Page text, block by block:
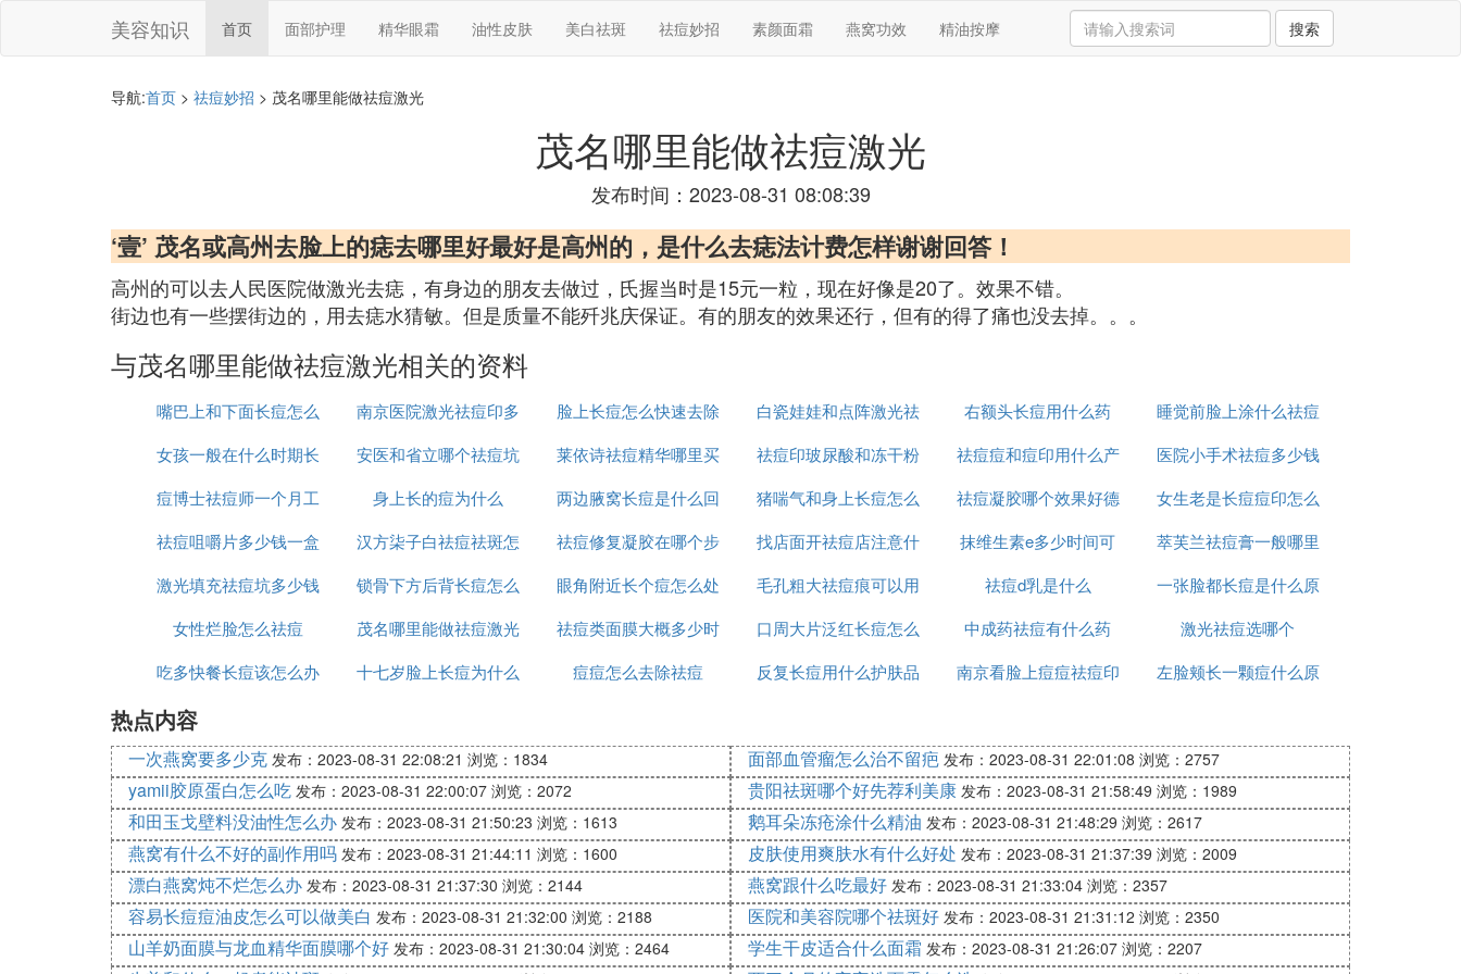
美容知识 首页 面部护理 精华眼霜 油性皮肤 美白祛斑 祛痘妙招 素颜面霜 燕窝功效 精油按摩 搜索
导航:首页 > 祛痘妙招 > 茂名哪里能做祛痘激光
茂名哪里能做祛痘激光
发布时间：2023-08-31 08:08:39
‘壹’ 茂名或高州去脸上的痣去哪里好最好是高州的，是什么去痣法计费怎样谢谢回答！
高州的可以去人民医院做激光去痣，有身边的朋友去做过，氏握当时是15元一粒，现在好像是20了。效果不错。
街边也有一些摆街边的，用去痣水猜敏。但是质量不能歼兆庆保证。有的朋友的效果还行，但有的得了痛也没去掉。。。
与茂名哪里能做祛痘激光相关的资料
嘴巴上和下面长痘怎么
治
南京医院激光祛痘印多
少钱
脸上长痘怎么快速去除
白瓷娃娃和点阵激光祛
痘印哪个好
右额头长痘用什么药
睡觉前脸上涂什么祛痘
印
女孩一般在什么时期长
痘
安医和省立哪个祛痘坑
痘印好
莱依诗祛痘精华哪里买
祛痘印玻尿酸和冻干粉
哪个好
祛痘痘和痘印用什么产
品
医院小手术祛痘多少钱
一次
痘博士祛痘师一个月工
资多少
身上长的痘为什么
两边腋窝长痘是什么回
事
猪喘气和身上长痘怎么
治疗
祛痘凝胶哪个效果好德
国
女生老是长痘痘印怎么
办
祛痘咀嚼片多少钱一盒
汉方柒子白祛痘祛斑怎
么样
祛痘修复凝胶在哪个步
骤使用
找店面开祛痘店注意什
么
抹维生素e多少时间可
以祛痘坑
萃芙兰祛痘膏一般哪里
有卖
激光填充祛痘坑多少钱
锁骨下方后背长痘怎么
消除
眼角附近长个痘怎么处
理
毛孔粗大祛痘痕可以用
什么
祛痘d乳是什么
一张脸都长痘是什么原
因
女性烂脸怎么祛痘 茂名哪里能做祛痘激光
祛痘类面膜大概多少时
间用一次
口周大片泛红长痘怎么
办
中成药祛痘有什么药
激光祛痘选哪个
吃多快餐长痘该怎么办
十七岁脸上长痘为什么 痘痘怎么去除祛痘
反复长痘用什么护肤品
南京看脸上痘痘祛痘印
左脸颊长一颗痘什么原
热点内容
一次燕窝要多少克 发布：2023-08-31 22:08:21 浏览：1834 面部血管瘤怎么治不留疤 发布：2023-08-31 22:01:08 浏览：2757
yamii胶原蛋白怎么吃 发布：2023-08-31 22:00:07 浏览：2072 贵阳祛斑哪个好先荐利美康 发布：2023-08-31 21:58:49 浏览：1989
和田玉戈壁料没油性怎么办 发布：2023-08-31 21:50:23 浏览：1613 鹅耳朵冻疮涂什么精油 发布：2023-08-31 21:48:29 浏览：2617
燕窝有什么不好的副作用吗 发布：2023-08-31 21:44:11 浏览：1600 皮肤使用爽肤水有什么好处 发布：2023-08-31 21:37:39 浏览：2009
漂白燕窝炖不烂怎么办 发布：2023-08-31 21:37:30 浏览：2144 燕窝跟什么吃最好 发布：2023-08-31 21:33:04 浏览：2357
容易长痘痘油皮怎么可以做美白 发布：2023-08-31 21:32:00 浏览：2188 医院和美容院哪个祛斑好 发布：2023-08-31 21:31:12 浏览：2350
山羊奶面膜与龙血精华面膜哪个好 发布：2023-08-31 21:30:04 浏览：2464 学生干皮适合什么面霜 发布：2023-08-31 21:26:07 浏览：2207